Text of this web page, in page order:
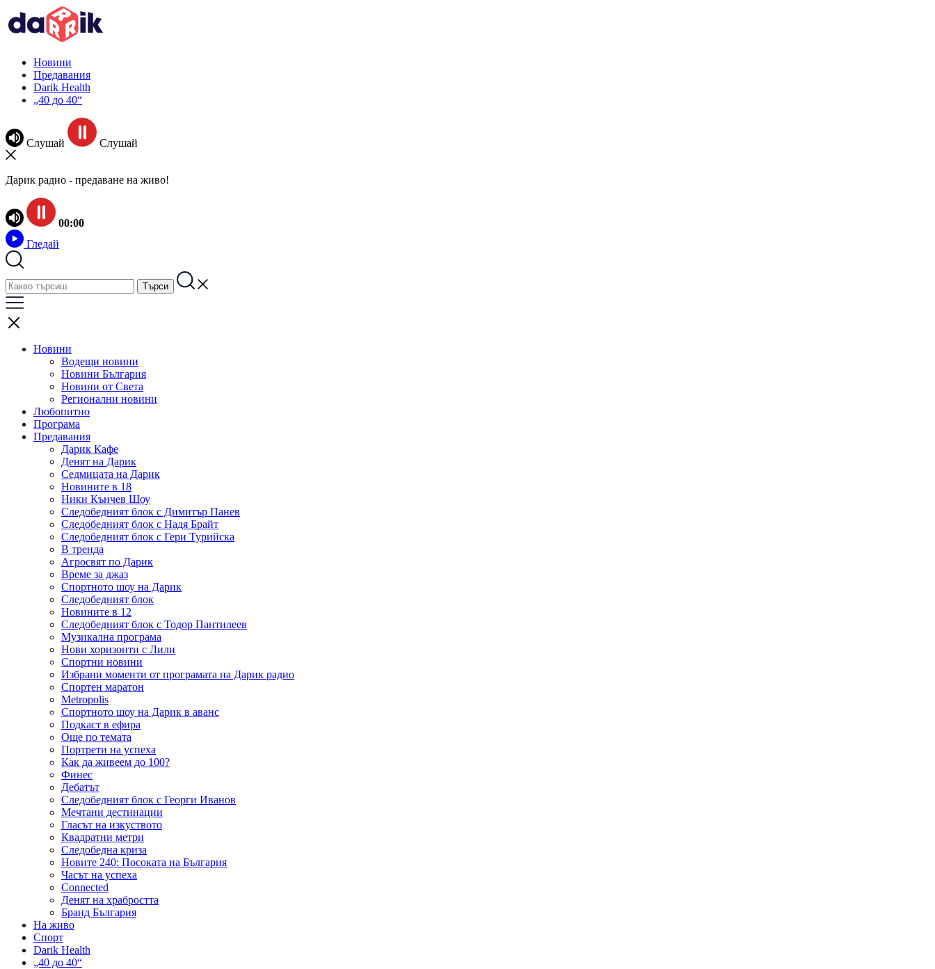
Новини
Предавания
Darik Health
„40 до 40“
Слушай Слушай
Дарик радио - предаване на живо!
00:00
Гледай
Новини
Водещи новини
Новини България
Новини от Света
Регионални новини
Любопитно
Програма
Предавания
Дарик Кафе
Денят на Дарик
Седмицата на Дарик
Новините в 18
Ники Кънчев Шоу
Следобедният блок с Димитър Панев
Следобедният блок с Надя Брайт
Следобедният блок с Гери Турийска
В тренда
Агросвят по Дарик
Време за джаз
Спортното шоу на Дарик
Следобедният блок
Новините в 12
Следобедният блок с Тодор Пантилеев
Музикална програма
Нови хоризонти с Лили
Спортни новини
Избрани моменти от програмата на Дарик радио
Спортен маратон
Metropolis
Спортното шоу на Дарик в аванс
Подкаст в ефира
Още по темата
Портрети на успеха
Как да живеем до 100?
Финес
Дебатът
Следобедният блок с Георги Иванов
Мечтани дестинации
Гласът на изкуството
Квадратни метри
Следобедна криза
Новите 240: Посоката на България
Часът на успеха
Connected
Денят на храбростта
Бранд България
На живо
Спорт
Darik Health
„40 до 40“